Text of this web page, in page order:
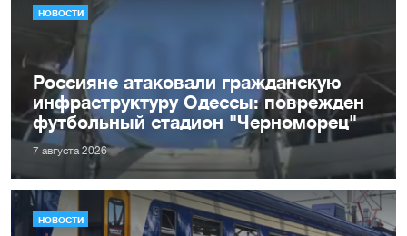
НОВОСТИ
Россияне атаковали гражданскую
инфраструктуру Одессы: поврежден
футбольный стадион "Черноморец"
7 августа 2026
НОВОСТИ